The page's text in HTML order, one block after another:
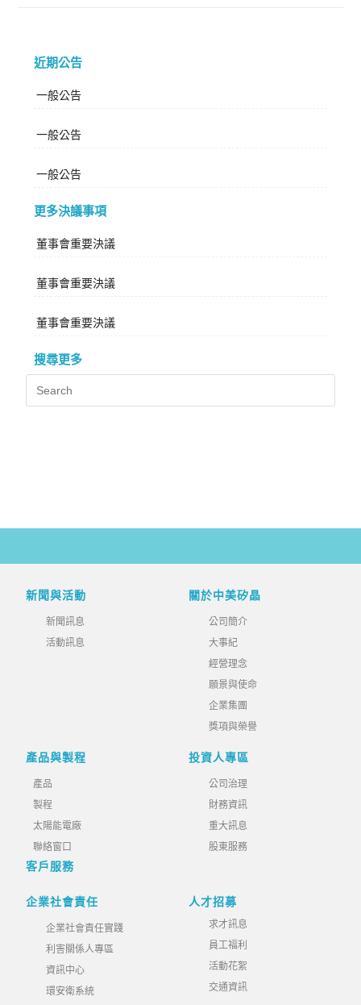
近期公告
一般公告
一般公告
一般公告
更多決議事項
董事會重要決議
董事會重要決議
董事會重要決議
搜尋更多
新聞與活動
新聞訊息
活動訊息
關於中美矽晶
公司簡介
大事紀
經營理念
願景與使命
企業集團
獎項與榮譽
產品與製程
產品
製程
太陽能電廠
聯絡窗口
客戶服務
投資人專區
公司治理
財務資訊
重大訊息
股東服務
企業社會責任
企業社會責任實踐
利害關係人專區
資訊中心
環安衛系統
人才招募
求才訊息
員工福利
活動花絮
交通資訊